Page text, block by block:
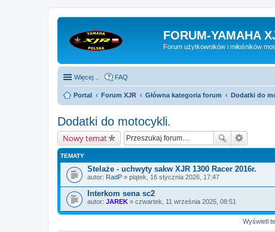
FORUM-YAMAHA
Forum użytkowników i miłośników
Więcej… FAQ
Portal Forum XJR Główna kategoria forum Dodatki do
Dodatki do motocykli.
Nowy temat
TEMATY
Stelaże - uchwyty sakw XJR 1300 Racer 2016r.
autor: RadP » piątek, 16 stycznia 2026, 17:47
Interkom sena sc2
autor: JAREK » czwartek, 11 września 2025, 08:51
Wyświetl